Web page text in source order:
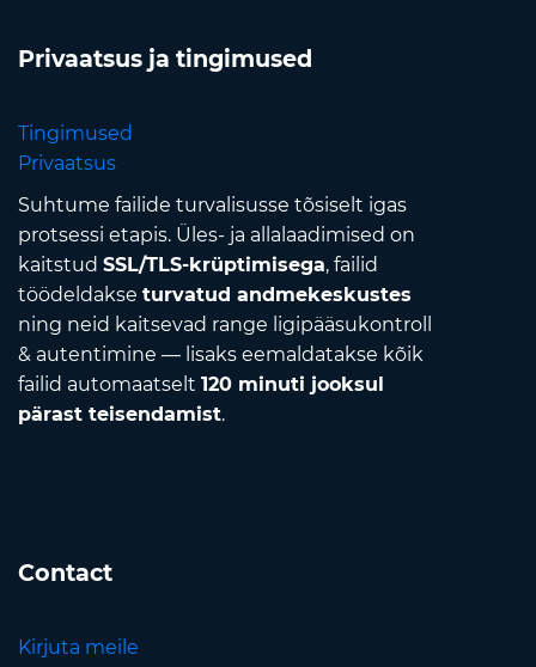
Privaatsus ja tingimused
Tingimused
Privaatsus
Suhtume failide turvalisusse tõsiselt igas
protsessi etapis. Üles- ja allalaadimised on
kaitstud SSL/TLS-krüptimisega, failid
töödeldakse turvatud andmekeskustes
ning neid kaitsevad range ligipääsukontroll
& autentimine — lisaks eemaldatakse kõik
failid automaatselt 120 minuti jooksul
pärast teisendamist.
Contact
Kirjuta meile